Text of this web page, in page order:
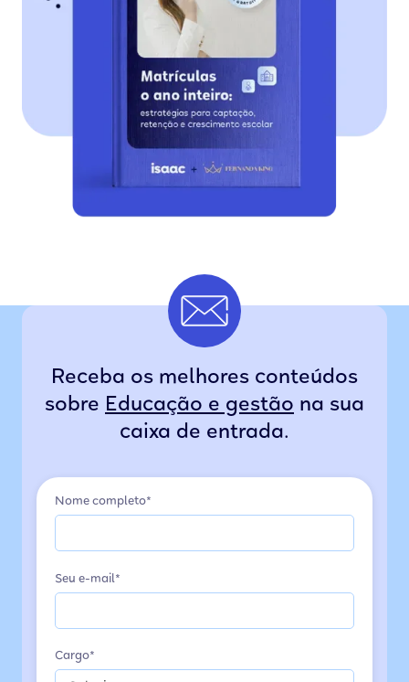
Receba os melhores conteúdos
sobre Educação e gestão na sua
caixa de entrada.
Nome completo*
Seu e-mail*
Cargo*